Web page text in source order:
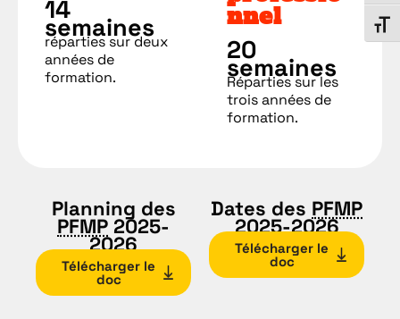
14
semaines
réparties sur deux
années de
formation.
nnel
20
semaines
Réparties sur les
trois années de
formation.
Planning des
PFMP 2025-
2026
Télécharger le
doc
Dates des PFMP
2025-2026
Télécharger le
doc